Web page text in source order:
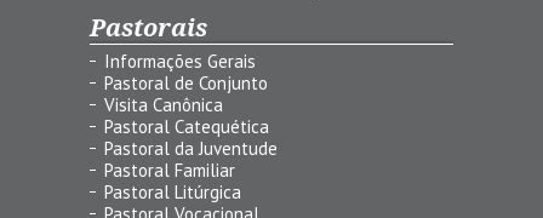
Pastorais
Informações Gerais
Pastoral de Conjunto
Visita Canônica
Pastoral Catequética
Pastoral da Juventude
Pastoral Familiar
Pastoral Litúrgica